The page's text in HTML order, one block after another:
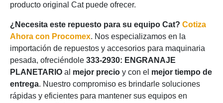
producto original Cat puede ofrecer.
¿Necesita este repuesto para su equipo Cat? Cotiza
Ahora con Procomex. Nos especializamos en la
importación de repuestos y accesorios para maquinaria
pesada, ofreciéndole 333-2930: ENGRANAJE
PLANETARIO al mejor precio y con el mejor tiempo de
entrega. Nuestro compromiso es brindarle soluciones
rápidas y eficientes para mantener sus equipos en